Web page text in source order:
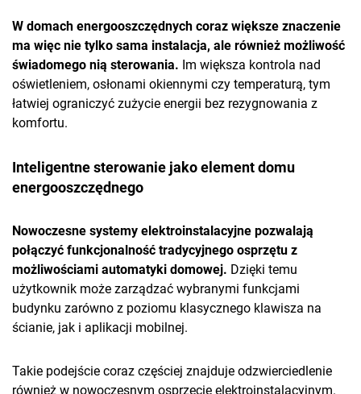
W domach energooszczędnych coraz większe znaczenie
ma więc nie tylko sama instalacja, ale również możliwość
świadomego nią sterowania. Im większa kontrola nad
oświetleniem, osłonami okiennymi czy temperaturą, tym
łatwiej ograniczyć zużycie energii bez rezygnowania z
komfortu.
Inteligentne sterowanie jako element domu
energooszczędnego
Nowoczesne systemy elektroinstalacyjne pozwalają
połączyć funkcjonalność tradycyjnego osprzętu z
możliwościami automatyki domowej. Dzięki temu
użytkownik może zarządzać wybranymi funkcjami
budynku zarówno z poziomu klasycznego klawisza na
ścianie, jak i aplikacji mobilnej.
Takie podejście coraz częściej znajduje odzwierciedlenie
również w nowoczesnym osprzęcie elektroinstalacyjnym.